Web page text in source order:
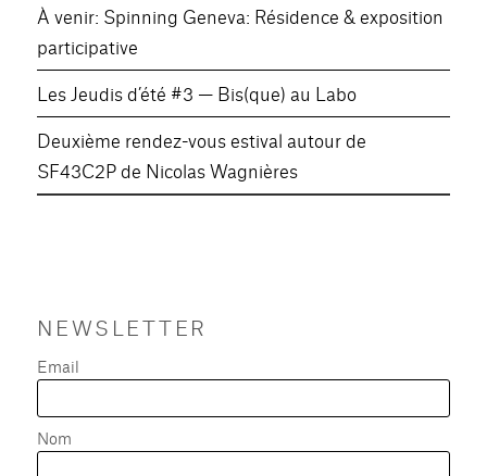
À venir: Spinning Geneva: Résidence & exposition
participative
Les Jeudis d’été #3 — Bis(que) au Labo
Deuxième rendez-vous estival autour de
SF43C2P de Nicolas Wagnières
NEWSLETTER
Email
Nom